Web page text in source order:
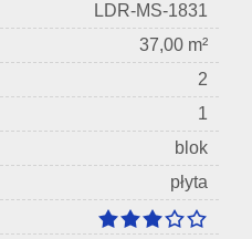
LDR-MS-1831
37,00 m²
2
1
blok
płyta